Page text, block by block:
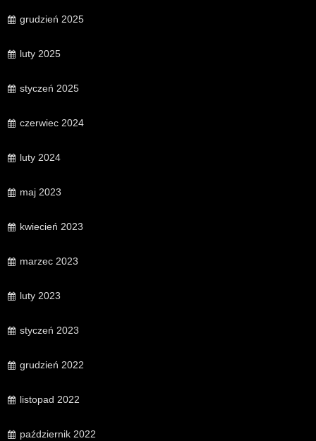
grudzień 2025
luty 2025
styczeń 2025
czerwiec 2024
luty 2024
maj 2023
kwiecień 2023
marzec 2023
luty 2023
styczeń 2023
grudzień 2022
listopad 2022
październik 2022